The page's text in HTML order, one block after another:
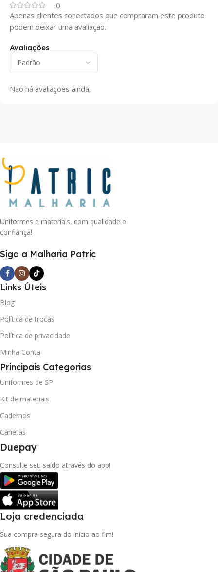
0
Avaliações
Não há avaliações ainda.
Apenas clientes conectados que compraram este produto
podem deixar uma avaliação.
Uniformes e materiais, com qualidade e
confiança!
Siga a Malharia Patric
Links Úteis
Blog
Política de trocas
Política de privacidade
Minha Conta
Principais Categorias
Uniformes de SP
Kit de materiais
Cadernos
Canetas
Duepay
Consulte seu saldo através do app!
Loja credenciada
Sua compra segura do início ao fim!